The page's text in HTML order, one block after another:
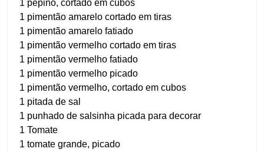
1 pepino, cortado em cubos
1 pimentão amarelo cortado em tiras
1 pimentão amarelo fatiado
1 pimentão vermelho cortado em tiras
1 pimentão vermelho fatiado
1 pimentão vermelho picado
1 pimentão vermelho, cortado em cubos
1 pitada de sal
1 punhado de salsinha picada para decorar
1 Tomate
1 tomate grande, picado